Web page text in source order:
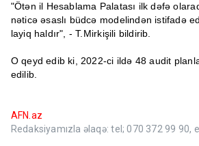
"Ötən il Hesablama Palatası ilk dəfə
nəticə əsaslı büdcə modelindən istifadə
layiq haldır", - T.Mirkişili bildirib.
O qeyd edib ki, 2022-ci ildə 48 audit
edilib.
AFN.az
Redaksiyamızla əlaqə: tel; 070 372 99